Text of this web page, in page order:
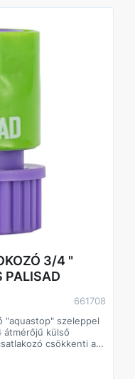
3/4 "
PALISAD
661708
"aquastop" szeleppel
átmérőjű külső
csökkenti az